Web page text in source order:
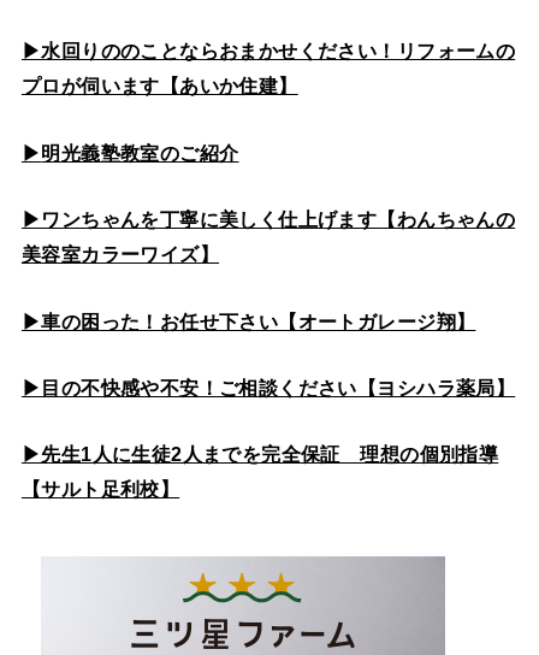
▶水回りののことならおまかせください！リフォームの
プロが伺います【あいか住建】
▶明光義塾教室のご紹介
▶ワンちゃんを丁寧に美しく仕上げます【わんちゃんの
美容室カラーワイズ】
▶車の困った！お任せ下さい【オートガレージ翔】
▶目の不快感や不安！ご相談ください【ヨシハラ薬局】
▶先生1人に生徒2人までを完全保証 理想の個別指導
【サルト足利校】